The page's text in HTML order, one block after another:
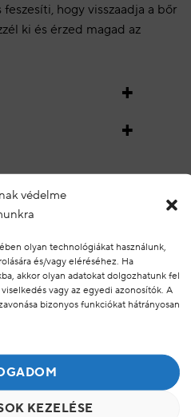
védelme
olyan technológiákat használunk,
és/vagy eléréséhez. Ha
akkor olyan adatokat dolgozhatunk fel
vagy az egyedi azonosítók. A
bizonyos funkciókat hátrányosan
KEZELÉSE
hogy visszaadja a bőr
ki és érzed magad az
TERMÉKEK
Hozzáadás a
kedvencekhez
PUREDERM